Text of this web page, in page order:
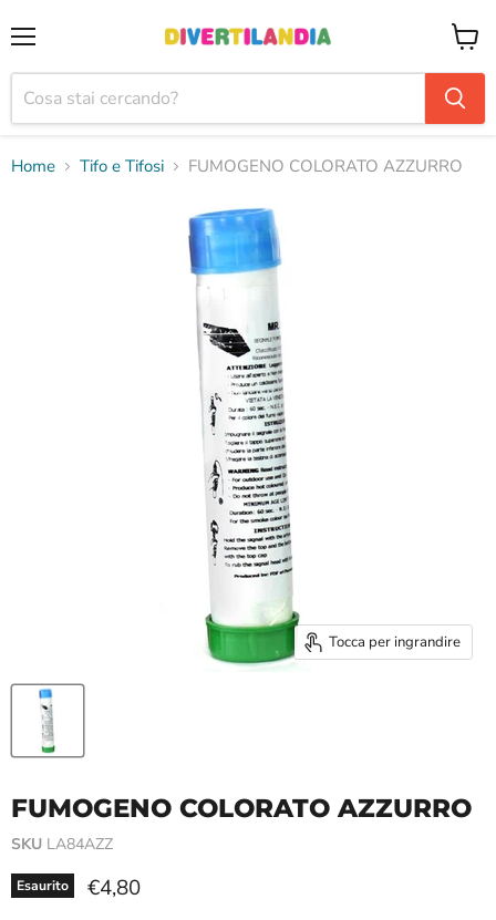
il
Home Tifo e Tifosi FUMOGENO COLORATO AZZURRO
Tocca per ingrandire
FUMOGENO COLORATO AZZURRO
SKU LA84AZZ
Esaurito Prezzo attuale
€4,80